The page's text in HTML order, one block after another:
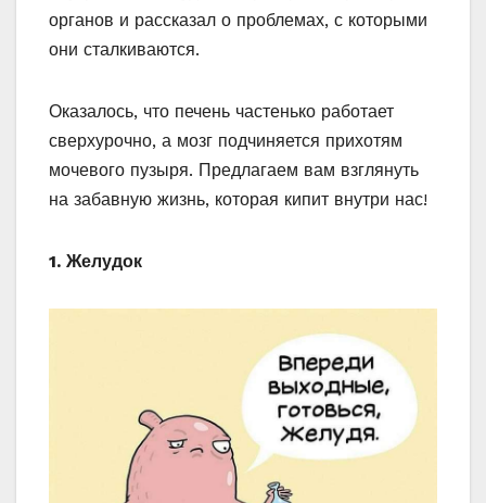
органов и рассказал о проблемах, с которыми
они сталкиваются.
Оказалось, что печень частенько работает
сверхурочно, а мозг подчиняется прихотям
мочевого пузыря. Предлагаем вам взглянуть
на забавную жизнь, которая кипит внутри нас!
1. Желудок